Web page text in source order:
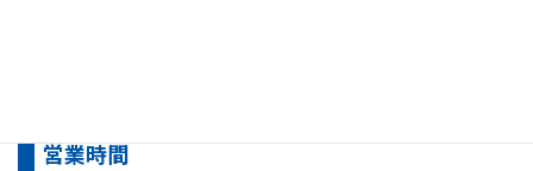
営業時間